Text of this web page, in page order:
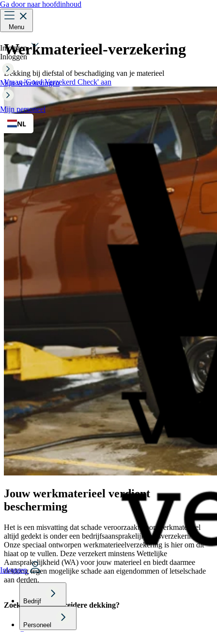
Ga door naar hoofdinhoud
Menu
Inloggen
Bedrijf
Personeel
Inloggen
Inloggen
Mijn verzekeringen
Mijn personeel
NL
Werkmaterieel-verzekering
Dekking bij diefstal of beschadiging van je materieel
Vraag 'Goed Verzekerd Check' aan
Jouw werkmaterieel verdient
bescherming
Het is een misvatting dat schade veroorzaakt door werkmaterieel
altijd gedekt is onder een bedrijfsaansprakelijkheidsverzekering.
Onze speciaal ontworpen werkmaterieelverzekering is hier om dit
hiaat op te vullen. Deze verzekert minstens Wettelijke
Aansprakelijkheid (WA) voor jouw materieel en biedt daarmee
dekking tegen mogelijke schade aan eigendommen of letselschade
aan derden.
Zoek je een uitgebreidere dekking?